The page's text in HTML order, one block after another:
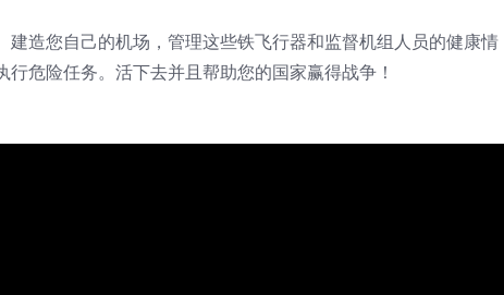
造您自己的机场，管理这些铁飞行器和监督机组人员的健康情
危险任务。活下去并且帮助您的国家赢得战争！